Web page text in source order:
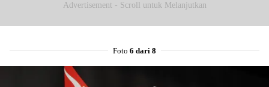
Advertisement - Scroll untuk Melanjutkan
Foto 6 dari 8